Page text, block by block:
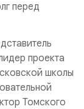
перед
проекта
школы
Томского